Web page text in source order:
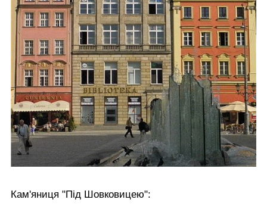
Кам'яниця "Під Шовковицею":